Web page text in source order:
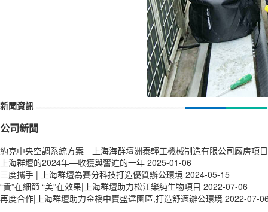
新聞資訊
公司新聞
約克中央空調系統方案—上海海群壇洲泰輕工機械制造有限公司廠房項目
上海群壇的2024年—收獲與奮進的一年 2025-01-06
三度攜手 | 上海群壇為賽分科技打造優質辦公環境 2024-05-15
“貴”在細節 “美”在效果|上海群壇助力松江樂純生物項目 2022-07-06
再度合作|上海群壇助力金橋中寶盛達園區,打造舒適辦公環境 2022-07-